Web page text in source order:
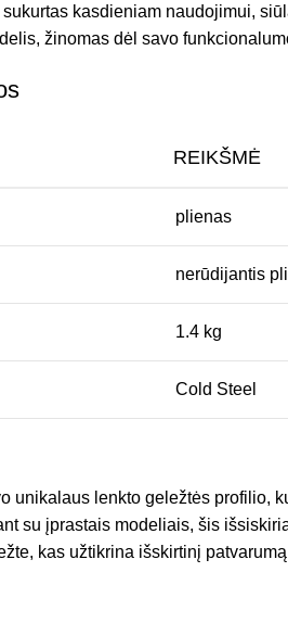
kasdieniam naudojimui,
žinomas dėl savo
REIKŠMĖ
plienas
nerūdijantis
1.4 kg
Cold Steel
unikalaus lenkto geležtės profilio,
su įprastais modeliais, šis
kas užtikrina išskirtinį